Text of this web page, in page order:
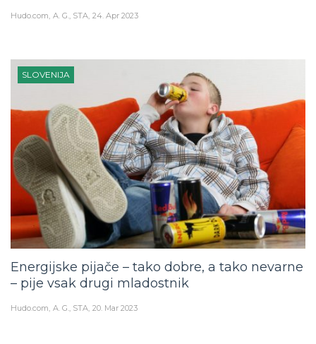
Hudo.com A. G., STA 24. Apr 2023
SLOVENIJA
Energijske pijače – tako dobre, a tako nevarne
– pije vsak drugi mladostnik
Hudo.com A. G., STA 20. Mar 2023